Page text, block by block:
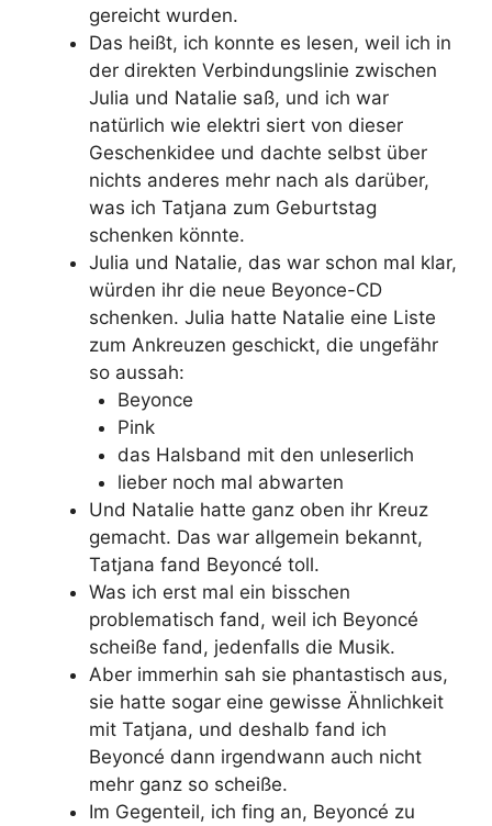
gereicht wurden.
Das heißt, ich konnte es lesen, weil ich in
der direkten Verbindungslinie zwischen
Julia und Natalie saß, und ich war
natürlich wie elektri siert von dieser
Geschenkidee und dachte selbst über
nichts anderes mehr nach als darüber,
was ich Tatjana zum Geburtstag
schenken könnte.
Julia und Natalie, das war schon mal klar,
würden ihr die neue Beyonce-CD
schenken. Julia hatte Natalie eine Liste
zum Ankreuzen geschickt, die ungefähr
so aussah:
Beyonce
Pink
das Halsband mit den unleserlich
lieber noch mal abwarten
Und Natalie hatte ganz oben ihr Kreuz
gemacht. Das war allgemein bekannt,
Tatjana fand Beyoncé toll.
Was ich erst mal ein bisschen
problematisch fand, weil ich Beyoncé
scheiße fand, jedenfalls die Musik.
Aber immerhin sah sie phantastisch aus,
sie hatte sogar eine gewisse Ähnlichkeit
mit Tatjana, und deshalb fand ich
Beyoncé dann irgendwann auch nicht
mehr ganz so scheiße.
Im Gegenteil, ich fing an, Beyoncé zu